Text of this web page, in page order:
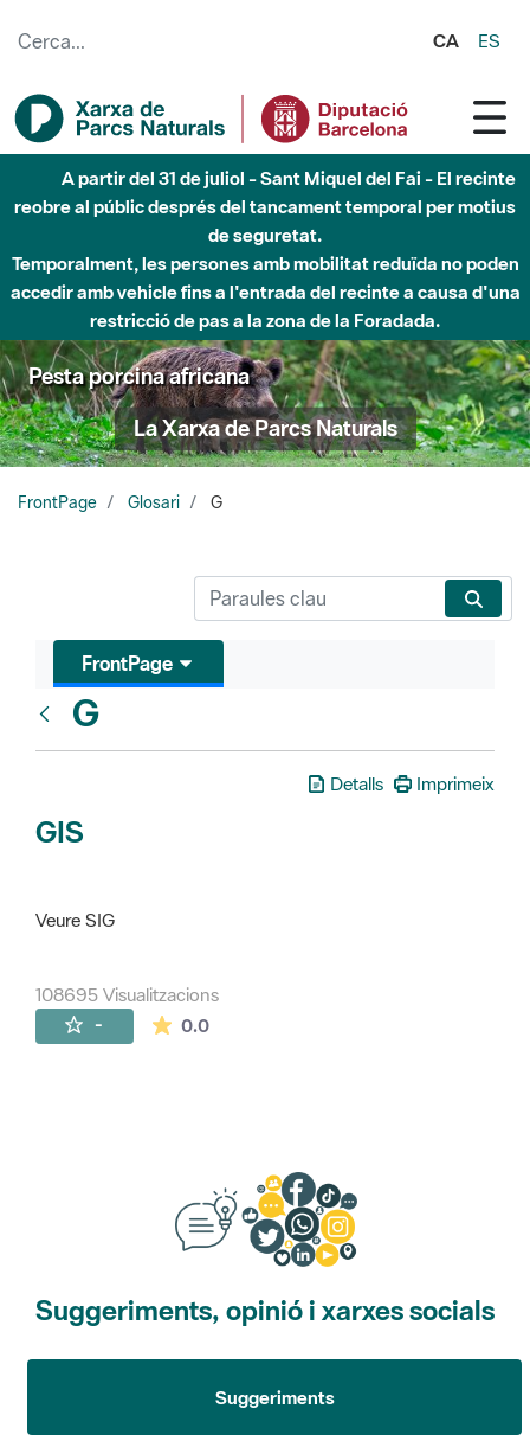
CA ES
A partir del 31 de juliol - Sant Miquel del Fai - El recinte
reobre al públic després del tancament temporal per motius
de seguretat.
Temporalment, les persones amb mobilitat reduïda no poden
accedir amb vehicle fins a l'entrada del recinte a causa d'una
restricció de pas a la zona de la Foradada.
Pesta porcina africana
La Xarxa de Parcs Naturals
FrontPage Glosari G
FrontPage
G
Detalls Imprimeix
GIS
Veure SIG
108695 Visualitzacions
- 0.0La mitjana de les valoracions és de 0
Suggeriments, opinió i xarxes socials
Suggeriments